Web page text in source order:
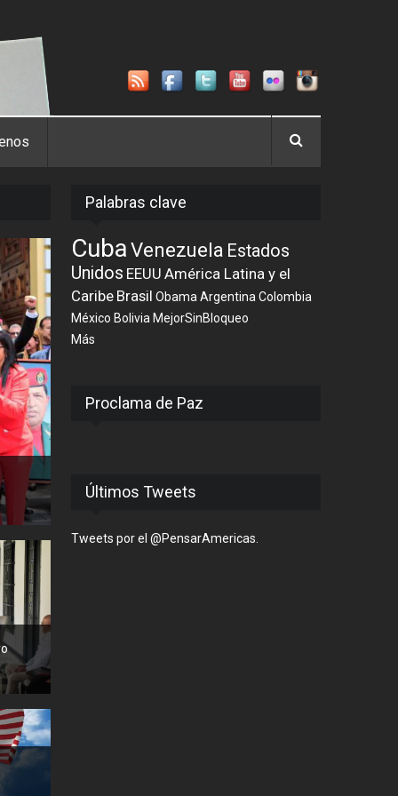
Palabras clave
CubaVenezuela Estados
Unidos EEUU América Latina y el
Caribe Brasil Obama Argentina Colombia
México Bolivia MejorSinBloqueo
Más
Proclama de Paz
Últimos Tweets
Tweets por el @PensarAmericas.